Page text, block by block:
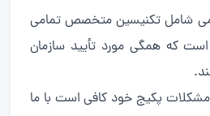
شامل تکنیسین متخصص تمامی
است که همگی مورد تأیید سازمان
پکیج خود کافی است با ما